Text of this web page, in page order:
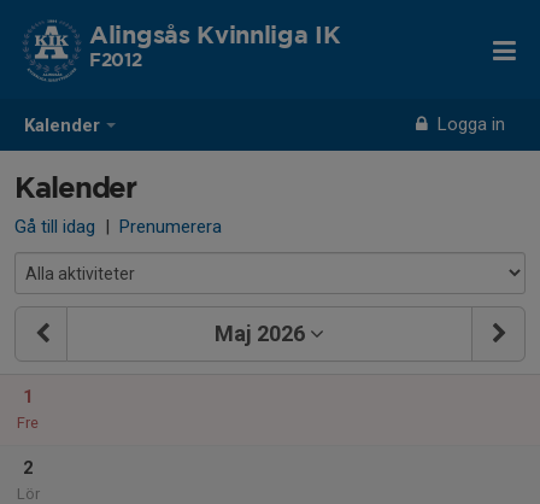
Kalender Logga in
Alingsås Kvinnliga IK
F2012
Kalender
Gå till idag | Prenumerera
Maj 2026
1
Fre
2
Lör